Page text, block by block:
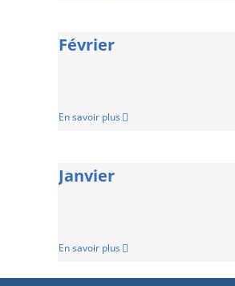
Février
En savoir plus
Janvier
En savoir plus